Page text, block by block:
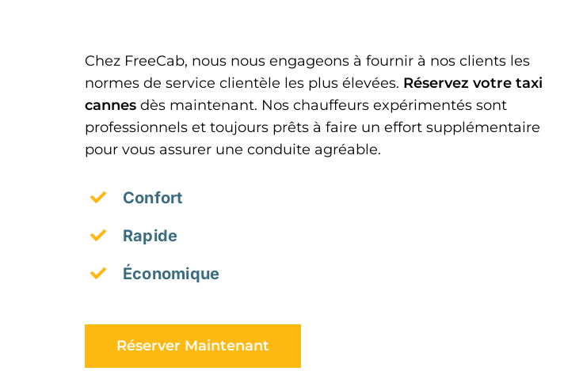
Chez FreeCab, nous nous engageons à fournir à nos clients les
normes de service clientèle les plus élevées. Réservez votre taxi
cannesdès maintenant. Nos chauffeurs expérimentés sont
professionnels et toujours prêts à faire un effort supplémentaire
pour vous assurer une conduite agréable.
Confort
Rapide
Économique
Réserver Maintenant